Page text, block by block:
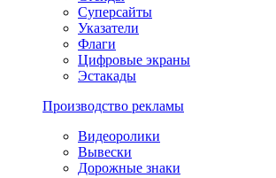
Суперсайты
Указатели
Флаги
Цифровые экраны
Эстакады
Производство рекламы
Видеоролики
Вывески
Дорожные знаки